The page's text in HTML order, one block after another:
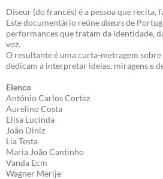
Diseur (do francês) é a pessoa que recita,
Este documentário reúnediseursde
performances que tratam da identidade,
voz.
O resultante é uma curta-metragem sobre
dedicam a interpretar ideias, miragens e
Elenco
António Carlos Cortez
Aurelino Costa
Elisa Lucinda
João Diniz
Lia Testa
Maria João Cantinho
Vanda Ecm
Wagner Merije